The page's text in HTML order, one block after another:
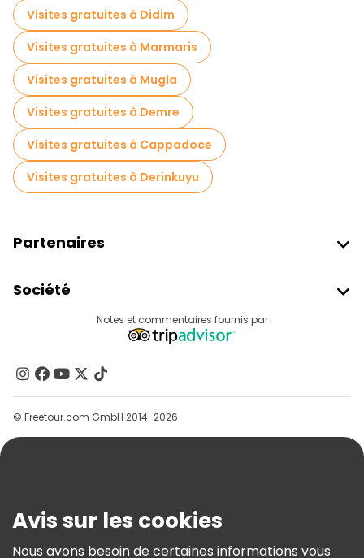
Visites gratuites à Didim
Visites gratuites à Marmaris
Visites gratuites à Mugla
Visites gratuites à Demre
Visites gratuites à Cappadoce
Visites gratuites à Derinkuyu
Partenaires
Connexion Du Fournisseur
Programme D’affiliation
Société
Contactez-Nous
Groupes
Aide
Conditions Générales Et Mentions Légales
Politique En Matière De Cookies
Notes et commentaires fournis par
© Freetour.com GmbH 2014-2026
Avis sur les cookies
Nous avons besoin de certaines informations vous